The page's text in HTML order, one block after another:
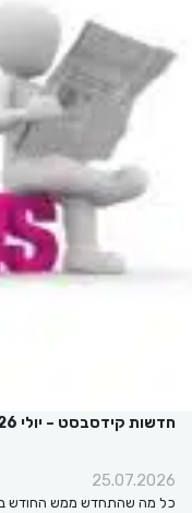
חדשות קידסבסט – יולי 2026
25.07.2026
כל מה שהתחדש ממש החודש